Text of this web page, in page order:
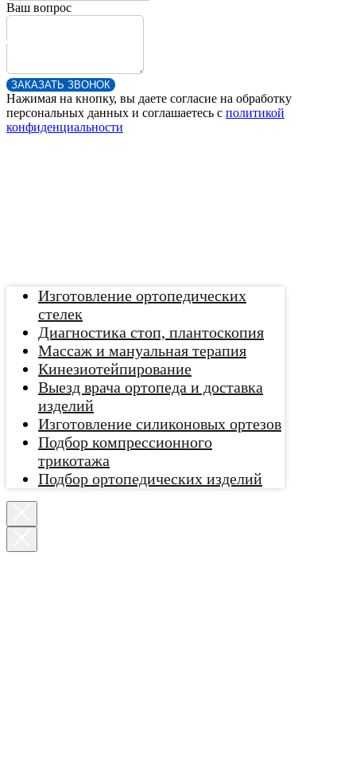
Ваш вопрос
ЗАКАЗАТЬ ЗВОНОК
Нажимая на кнопку, вы даете согласие на обработку
персональных данных и соглашаетесь c политикой
конфиденциальности
Изготовление ортопедических
стелек
Диагностика стоп, плантоскопия
Массаж и мануальная терапия
Кинезиотейпирование
Выезд врача ортопеда и доставка
изделий
Изготовление силиконовых ортезов
Подбор компрессионного
трикотажа
Подбор ортопедических изделий